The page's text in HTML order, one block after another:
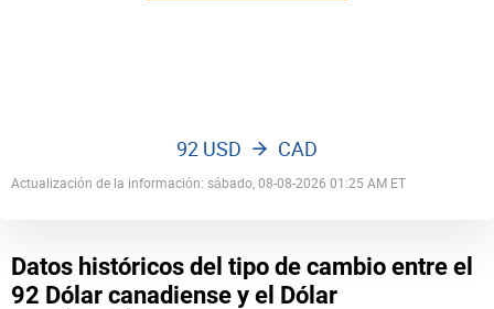
Actualización de la información: sábado, 08-08-2026 01:25 AM ET
92 USD CAD
Datos históricos del tipo de cambio entre el
92 Dólar canadiense y el Dólar